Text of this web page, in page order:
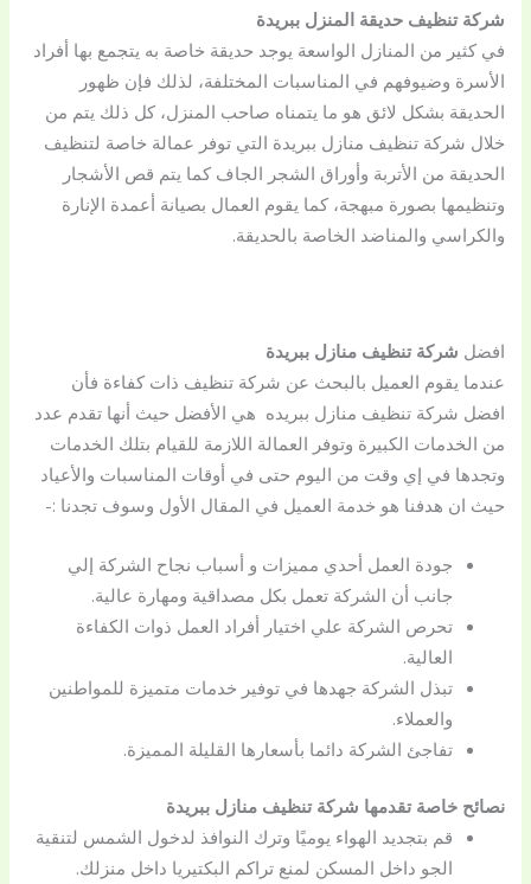
شركة تنظيف حديقة المنزل ببريدة
في كثير من المنازل الواسعة يوجد حديقة خاصة به يتجمع بها أفراد
الأسرة وضيوفهم في المناسبات المختلفة، لذلك فإن ظهور
الحديقة بشكل لائق هو ما يتمناه صاحب المنزل، كل ذلك يتم من
خلال شركة تنظيف منازل ببريدة التي توفر عمالة خاصة لتنظيف
الحديقة من الأتربة وأوراق الشجر الجاف كما يتم قص الأشجار
وتنظيمها بصورة مبهجة، كما يقوم العمال بصيانة أعمدة الإنارة
والكراسي والمناضد الخاصة بالحديقة.
افضل شركة تنظيف منازل ببريدة
عندما يقوم العميل بالبحث عن شركة تنظيف ذات كفاءة فأن
افضل شركة تنظيف منازل ببريده هي الأفضل حيث أنها تقدم عدد
من الخدمات الكبيرة وتوفر العمالة اللازمة للقيام بتلك الخدمات
وتجدها في إي وقت من اليوم حتى في أوقات المناسبات والأعياد
حيث ان هدفنا هو خدمة العميل في المقال الأول وسوف تجدنا :-
جودة العمل أحدي مميزات و أسباب نجاح الشركة إلي
جانب أن الشركة تعمل بكل مصداقية ومهارة عالية.
تحرص الشركة علي اختيار أفراد العمل ذوات الكفاءة
العالية.
تبذل الشركة جهدها في توفير خدمات متميزة للمواطنين
والعملاء.
تفاجئ الشركة دائما بأسعارها القليلة المميزة.
نصائح خاصة تقدمها شركة تنظيف منازل ببريدة
قم بتجديد الهواء يوميًا وترك النوافذ لدخول الشمس لتنقية
الجو داخل المسكن لمنع تراكم البكتيريا داخل منزلك.